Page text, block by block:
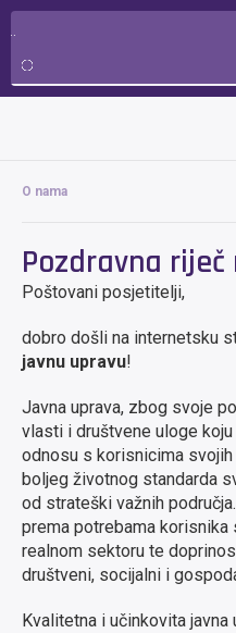
O nama
Pozdravna
Poštovani posjetitelji,
dobro došli na internetsku
javnu upravu!
Javna uprava, zbog svoje
vlasti i društvene uloge
odnosu s korisnicima
boljeg životnog standarda
od strateški važnih područja.
prema potrebama korisnika
realnom sektoru te
društveni, socijalni i
Kvalitetna i učinkovita